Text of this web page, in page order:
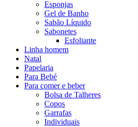
Esponjas
Gel de Banho
Sabão Líquido
Sabonetes
Esfoliante
Linha homem
Natal
Papelaria
Para Bebé
Para comer e beber
Bolsa de Talheres
Copos
Garrafas
Individuais